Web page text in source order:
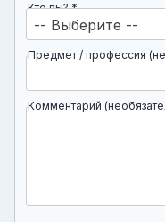
Кто вы? *
-- Выберите --
Предмет / профессия
Комментарий